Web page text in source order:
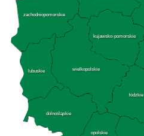
zachodniopomorskie
lubuskie wielkopolskie
kujawsko-pomorskie
dolnośląskie
łódzkie
opolskie